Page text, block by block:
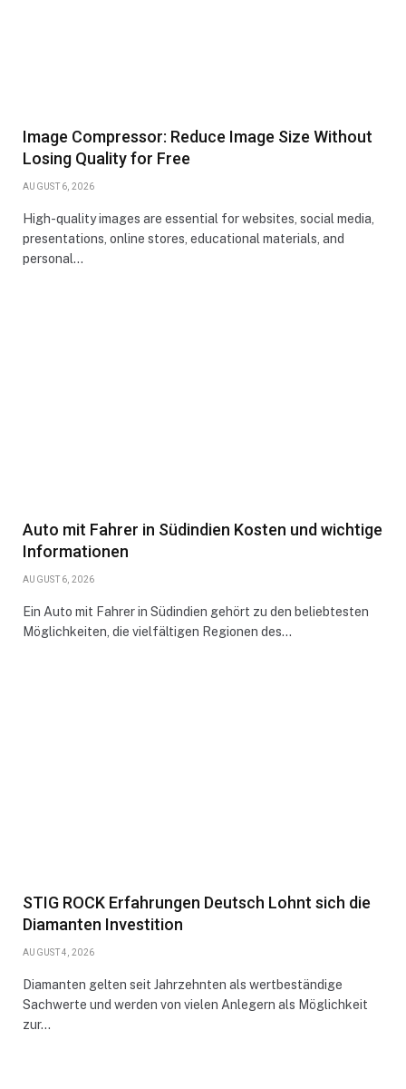
Image Compressor: Reduce Image Size Without
Losing Quality for Free
AUGUST 6, 2026
High-quality images are essential for websites, social media,
presentations, online stores, educational materials, and
personal…
Auto mit Fahrer in Südindien Kosten und wichtige
Informationen
AUGUST 6, 2026
Ein Auto mit Fahrer in Südindien gehört zu den beliebtesten
Möglichkeiten, die vielfältigen Regionen des…
STIG ROCK Erfahrungen Deutsch Lohnt sich die
Diamanten Investition
AUGUST 4, 2026
Diamanten gelten seit Jahrzehnten als wertbeständige
Sachwerte und werden von vielen Anlegern als Möglichkeit
zur…